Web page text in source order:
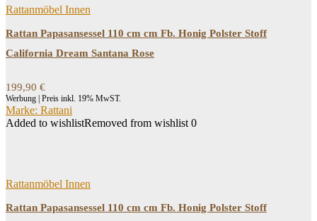
Rattanmöbel Innen
Rattan Papasansessel 110 cm cm Fb. Honig Polster Stoff
California Dream Santana Rose
199,90 €
Werbung | Preis inkl. 19% MwST.
Marke: Rattani
Added to wishlistRemoved from wishlist 0
Rattanmöbel Innen
Rattan Papasansessel 110 cm cm Fb. Honig Polster Stoff